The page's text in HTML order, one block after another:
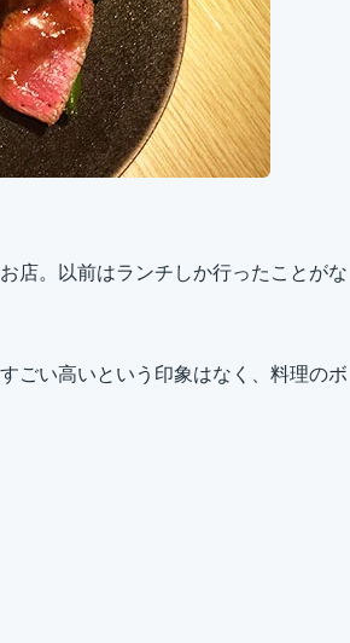
店。以前はランチしか行ったことがな
ごい高いという印象はなく、料理のボ